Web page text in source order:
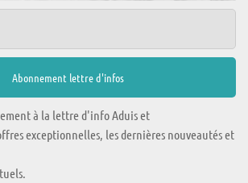
à la lettre d'info Aduis et
exceptionnelles, les dernières nouveautés et